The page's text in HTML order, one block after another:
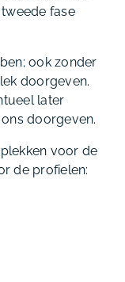
fase
ook zonder
doorgeven.
later
doorgeven.
voor de
de profielen: